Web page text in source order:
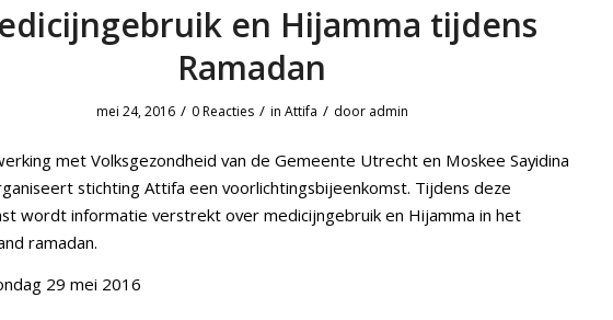
en Hijamma tijdens
Ramadan
mei 24, 2016 / 0 Reacties / in Attifa / door admin
met Volksgezondheid van de Gemeente Utrecht en Moskee Sayidina
stichting Attifa een voorlichtingsbijeenkomst. Tijdens deze
wordt informatie verstrekt over medicijngebruik en Hijamma in het
ramadan.
29 mei 2016